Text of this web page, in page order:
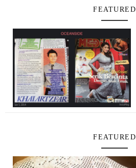
FEATURED
FEATURED